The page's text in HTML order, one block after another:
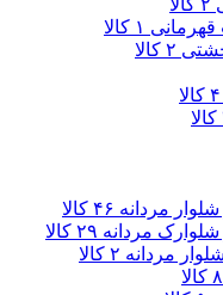
مردانه
مردانه
مردانه